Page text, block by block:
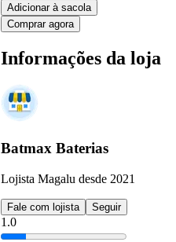
Adicionar à sacola
Comprar agora
Informações da loja
Batmax Baterias
Lojista Magalu desde 2021
Fale com lojista Seguir
1.0